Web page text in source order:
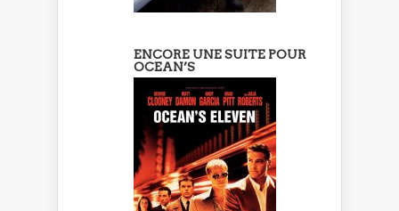
ENCORE UNE SUITE POUR
OCEAN’S